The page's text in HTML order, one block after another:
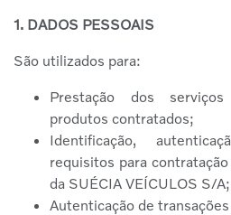
1. DADOS PESSOAIS
São utilizados para:
Prestação dos
produtos contratados;
Identificação,
requisitos para
da SUÉCIA VEÍCULOS S/A;
Autenticação de